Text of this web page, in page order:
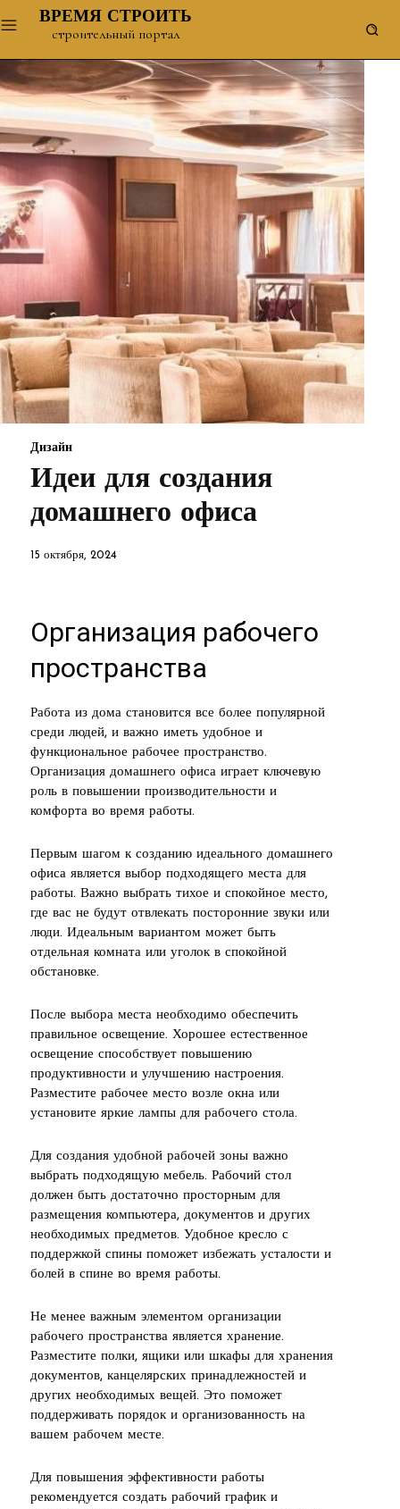
ВРЕМЯ СТРОИТЬ
строительный портал
Дизайн
Идеи для создания
домашнего офиса
15 октября, 2024
Организация рабочего
пространства
Работа из дома становится все более популярной
среди людей, и важно иметь удобное и
функциональное рабочее пространство.
Организация домашнего офиса играет ключевую
роль в повышении производительности и
комфорта во время работы.
Первым шагом к созданию идеального домашнего
офиса является выбор подходящего места для
работы. Важно выбрать тихое и спокойное место,
где вас не будут отвлекать посторонние звуки или
люди. Идеальным вариантом может быть
отдельная комната или уголок в спокойной
обстановке.
После выбора места необходимо обеспечить
правильное освещение. Хорошее естественное
освещение способствует повышению
продуктивности и улучшению настроения.
Разместите рабочее место возле окна или
установите яркие лампы для рабочего стола.
Для создания удобной рабочей зоны важно
выбрать подходящую мебель. Рабочий стол
должен быть достаточно просторным для
размещения компьютера, документов и других
необходимых предметов. Удобное кресло с
поддержкой спины поможет избежать усталости и
болей в спине во время работы.
Не менее важным элементом организации
рабочего пространства является хранение.
Разместите полки, ящики или шкафы для хранения
документов, канцелярских принадлежностей и
других необходимых вещей. Это поможет
поддерживать порядок и организованность на
вашем рабочем месте.
Для повышения эффективности работы
рекомендуется создать рабочий график и